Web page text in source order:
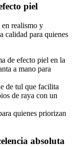
piel
en realismo y
calidad para quienes
de efecto piel en la
a mano para
de tul que facilita
de raya con un
quienes priorizan
absoluta